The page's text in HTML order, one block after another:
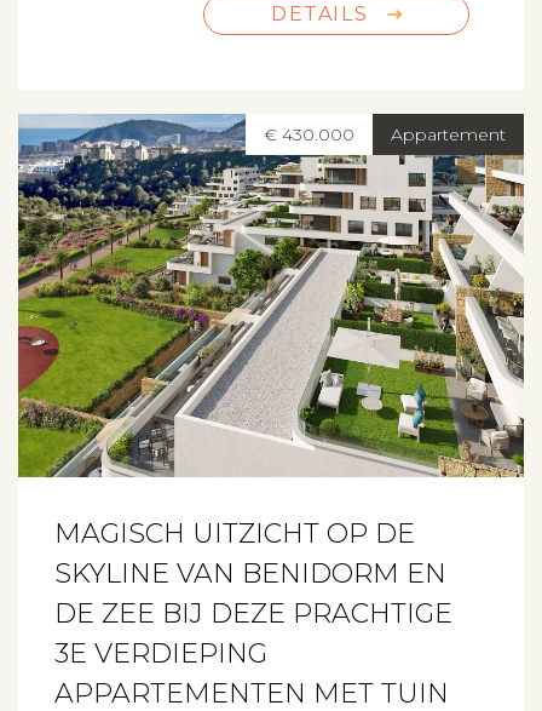
DETAILS
Appartement
€ 430.000
MAGISCH UITZICHT OP DE
SKYLINE VAN BENIDORM EN
DE ZEE BIJ DEZE PRACHTIGE
3E VERDIEPING
APPARTEMENTEN MET TUIN